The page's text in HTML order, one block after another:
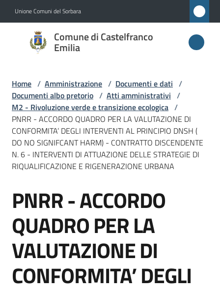
Unione Comuni del Sorbara
Comune di Castelfranco
Emilia
Comune di
Castelfranco
Amministrazione
Menu selezionato
Novità
Servizi
Castelfranco
Emilia
Tutti
gli
Home / Amministrazione / Documenti e dati /
Documenti albo pretorio / Atti amministrativi /
M2 - Rivoluzione verde e transizione ecologica /
PNRR - ACCORDO QUADRO PER LA VALUTAZIONE DI
CONFORMITA’ DEGLI INTERVENTI AL PRINCIPIO DNSH (
DO NO SIGNIFCANT HARM) - CONTRATTO DISCENDENTE
N. 6 - INTERVENTI DI ATTUAZIONE DELLE STRATEGIE DI
RIQUALIFICAZIONE E RIGENERAZIONE URBANA
Salta al contenuto
PNRR - ACCORDO
QUADRO PER LA
VALUTAZIONE DI
CONFORMITA’ DEGLI